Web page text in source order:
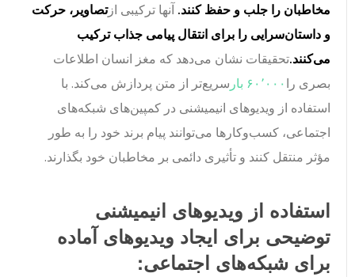
مخاطبان را جلب و حفظ کنند.آنها ترکیبی از تصاویر، حرکت
و داستان‌سرایی را برای انتقال پیامی جذاب ترکیب
می‌کنند.تحقیقات نشان می‌دهد که مغز انسان اطلاعات
بصری را ۶۰٬۰۰۰ بار
سریع‌تر از متن پردازش می‌کند. با
استفاده از ویدیوهای انیمیشنی در کمپین‌های شبکه‌های
اجتماعی، کسب‌وکارها می‌توانند پیام برند خود را به طور
مؤثر منتقل کنند و تأثیری دائمی بر مخاطبان خود بگذارند.
استفاده از ویدیوهای انیمیشنی
توضیحی برای ایجاد ویدیوهای آماده
برای شبکه‌های اجتماعی: